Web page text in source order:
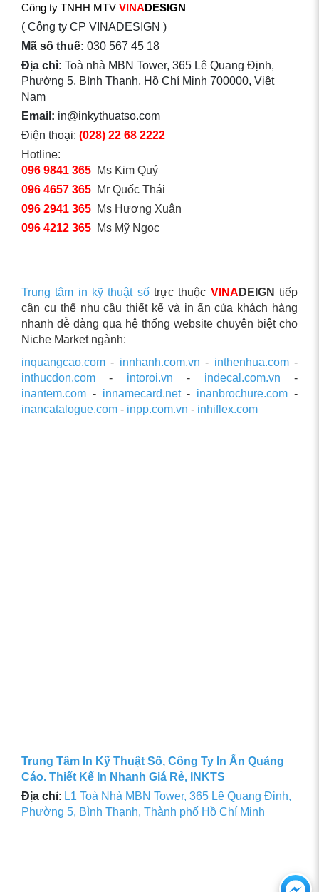
Công ty TNHH MTV VINADESIGN
( Công ty CP VINADESIGN )
Mã số thuế: 030 567 45 18
Địa chỉ: Toà nhà MBN Tower, 365 Lê Quang Định,
Phường 5, Bình Thạnh, Hồ Chí Minh 700000, Việt
Nam
Email: in@inkythuatso.com
Điện thoại: (028) 22 68 2222
Hotline:
096 9841 365 Ms Kim Quý
096 4657 365 Mr Quốc Thái
096 2941 365 Ms Hương Xuân
096 4212 365 Ms Mỹ Ngọc
Trung tâm in kỹ thuật sốtrực thuộc VINA DEIGN tiếp
cận cụ thể nhu cầu thiết kế và in ấn của khách hàng
nhanh dễ dàng qua hệ thống website chuyên biệt cho
Niche Market ngành:
inquangcao.com - innhanh.com.vn - inthenhua.com-
inthucdon.com - intoroi.vn - indecal.com.vn -
inantem.com - innamecard.net- inanbrochure.com -
inancatalogue.com - inpp.com.vn - inhiflex.com
Trung Tâm In Kỹ Thuật Số, Công Ty In Ấn Quảng
Cáo. Thiết Kế In Nhanh Giá Rẻ, INKTS
Địa chỉ: L1 Toà Nhà MBN Tower, 365 Lê Quang Định,
Phường 5, Bình Thạnh, Thành phố Hồ Chí Minh